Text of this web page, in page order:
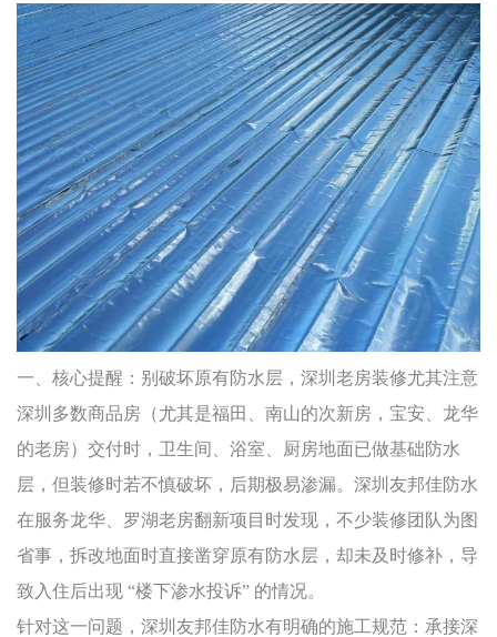
一、核心提醒：别破坏原有防水层，深圳老房装修尤其注意
深圳多数商品房（尤其是福田、南山的次新房，宝安、龙华
的老房）交付时，卫生间、浴室、厨房地面已做基础防水
层，但装修时若不慎破坏，后期极易渗漏。深圳友邦佳防水
在服务龙华、罗湖老房翻新项目时发现，不少装修团队为图
省事，拆改地面时直接凿穿原有防水层，却未及时修补，导
致入住后出现 “楼下渗水投诉” 的情况。
针对这一问题，深圳友邦佳防水有明确的施工规范：承接深